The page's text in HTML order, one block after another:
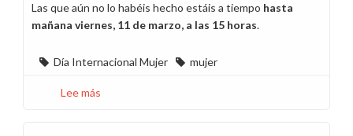
Las que aún no lo habéis hecho estáis a tiempo hasta
mañana viernes, 11 de marzo, a las 15 horas.
Día Internacional Mujer mujer
Lee más